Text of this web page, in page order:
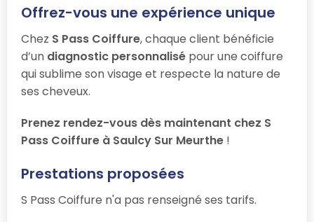
Offrez-vous une expérience unique
Chez S Pass Coiffure, chaque client bénéficie
d’un diagnostic personnalisé pour une coiffure
qui sublime son visage et respecte la nature de
ses cheveux.
Prenez rendez-vous dès maintenant chez S
Pass Coiffure à Saulcy Sur Meurthe !
Prestations proposées
S Pass Coiffure n'a pas renseigné ses tarifs.